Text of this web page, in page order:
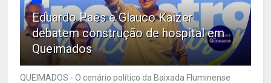
Eduardo Paes e Glauco Kaizer
debatem construção de hospital em
Queimados
QUEIMADOS - O cenário político da Baixada Fluminense